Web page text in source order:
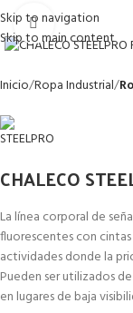
Skip to navigation
Skip to main content
Clic para ampliar
Inicio Ropa Industrial
CHALECO
La línea corporal de
fluorescentes con
actividades donde la
Pueden ser utilizados
en lugares de baja